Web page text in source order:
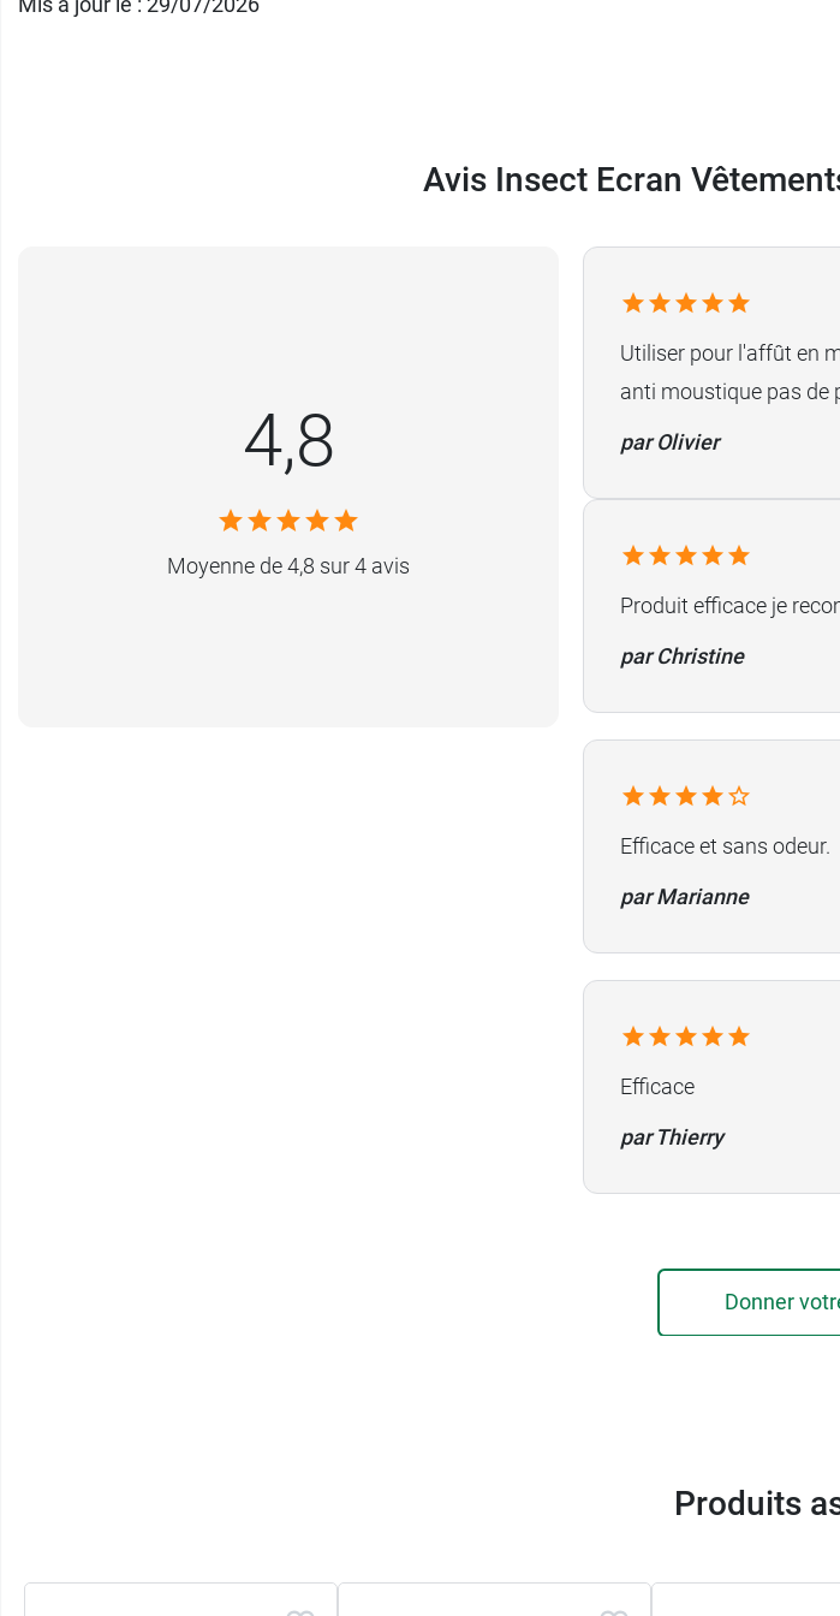
Avis Insect Ecran
4,8
Moyenne de 4,8 sur 4 avis
Utiliser pour l'affût en
anti moustique pas de
par Olivier
Produit efficace je
par Christine
Efficace et sans odeur.
par Marianne
Efficace
par Thierry
Donner
Produits